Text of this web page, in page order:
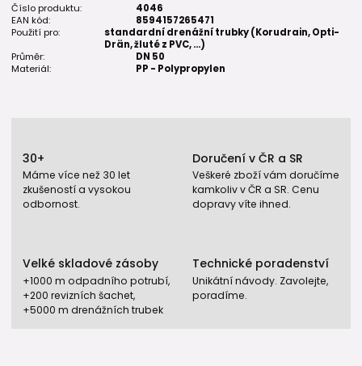
Číslo produktu:
4046
EAN kód:
8594157265471
Použití pro:
standardní drenážní trubky (Korudrain, Opti-
Drän, žluté z PVC, ...)
Průměr:
DN 50
Materiál:
PP - Polypropylen
30+
Máme více než 30 let
zkušeností a vysokou
odbornost.
Doručení v ČR a SR
Veškeré zboží vám doručíme
kamkoliv v ČR a SR. Cenu
dopravy víte ihned.
Velké skladové zásoby
+1000 m odpadního potrubí,
+200 revizních šachet,
+5000 m drenážních trubek
Technické poradenství
Unikátní návody. Zavolejte,
poradíme.